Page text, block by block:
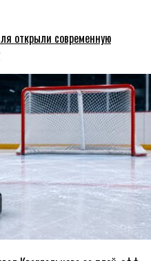
открыли современную